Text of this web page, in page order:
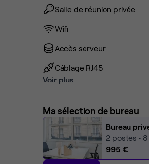
Salle de réunion privée
Wifi
Accès serveur
Câblage RJ45
Voir plus
Ma sélection de bureau
Bureau
2 postes • 8
995 €